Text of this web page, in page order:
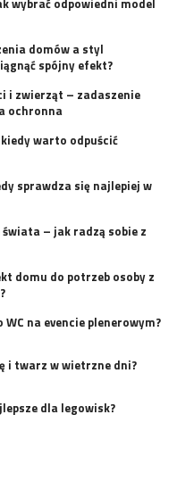
wybrać odpowiedni model
domów a styl
spójny efekt?
i zwierząt – zadaszenie
ochronna
warto odpuścić
sprawdza się najlepiej w
– jak radzą sobie z
domu do potrzeb osoby z
na evencie plenerowym?
i twarz w wietrzne dni?
dla legowisk?